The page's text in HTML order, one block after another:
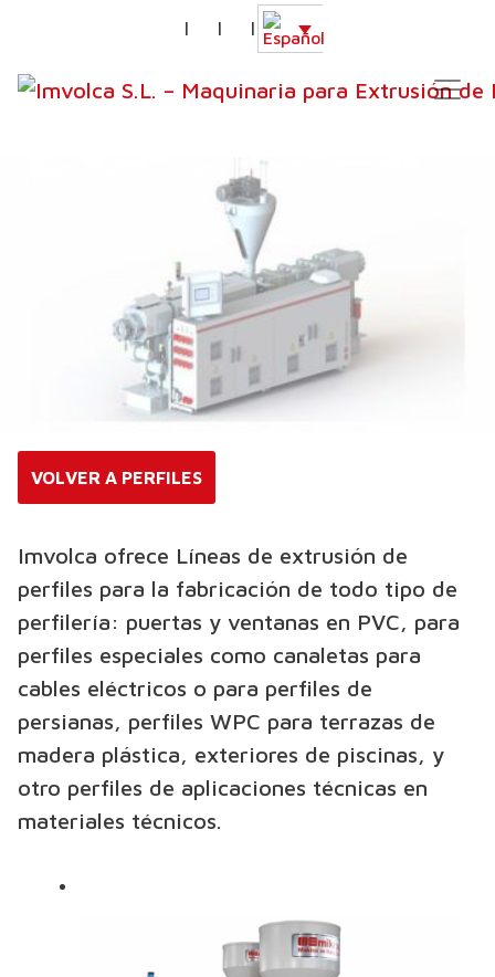
| | |
VOLVER A PERFILES
Imvolca ofrece Líneas de extrusión de
perfiles para la fabricación de todo tipo de
perfilería: puertas y ventanas en PVC, para
perfiles especiales como canaletas para
cables eléctricos o para perfiles de
persianas, perfiles WPC para terrazas de
madera plástica, exteriores de piscinas, y
otro perfiles de aplicaciones técnicas en
materiales técnicos.